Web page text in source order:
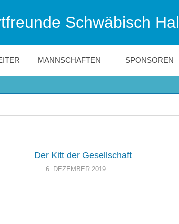
Schwäbisch
MANNSCHAFTEN SPONSOREN
Der Kitt der Gesellschaft
6. DEZEMBER 2019